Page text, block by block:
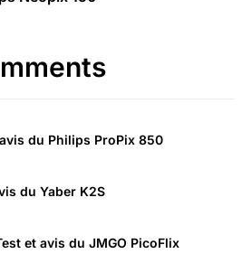
du Philips ProPix 850
du Yaber K2S
et avis du JMGO PicoFlix